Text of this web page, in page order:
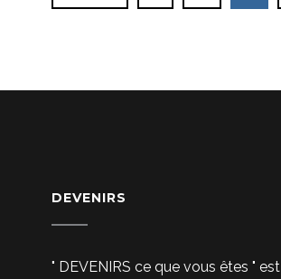
DEVENIRS
" DEVENIRS ce que vous êtes " est